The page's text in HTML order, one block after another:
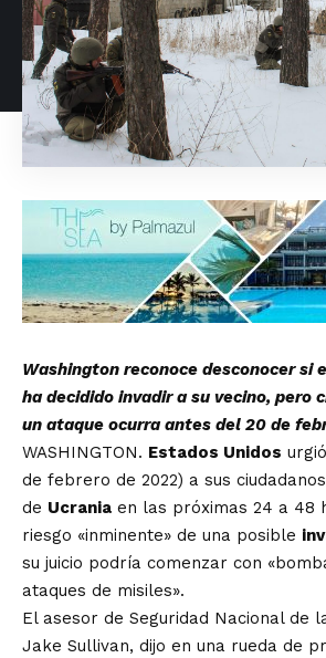
Washington reconoce desconocer si
ha decidido invadir a su vecino, pero
un ataque ocurra antes del 20 de
WASHINGTON. Estados Unidos
de febrero de 2022) a sus
de Ucrania en las próximas 24 a 48
riesgo «inminente» de una posible
su juicio podría comenzar con
ataques de misiles».
El asesor de Seguridad Nacional de
Jake Sullivan, dijo en una rueda de